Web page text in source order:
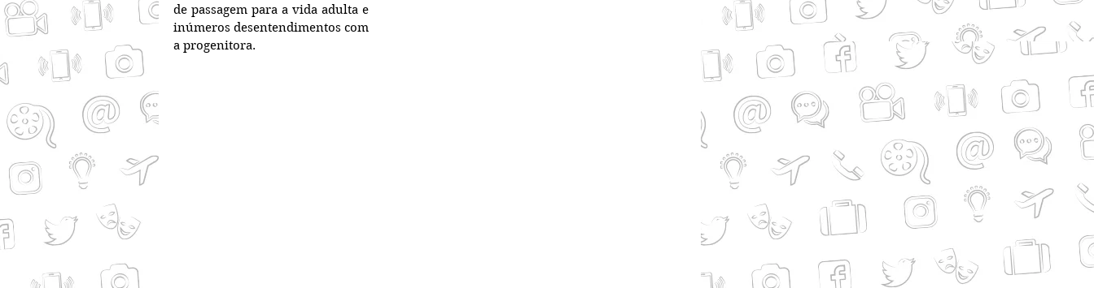
de passagem para a vida adulta e
inúmeros desentendimentos com
a progenitora.